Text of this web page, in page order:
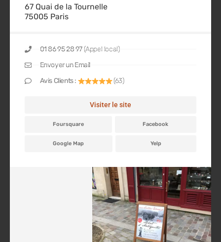
67 Quai de la Tournelle
75005 Paris
01 86 95 28 97 (Appel local)
Envoyer un Email
Avis Clients :
(63)
Visiter le site
Foursquare Facebook
Google Map Yelp